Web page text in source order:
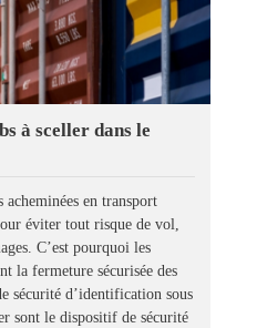
à sceller dans le
acheminées en transport
éviter tout risque de vol,
C’est pourquoi les
la fermeture sécurisée des
sécurité d’identification sous
sont le dispositif de sécurité